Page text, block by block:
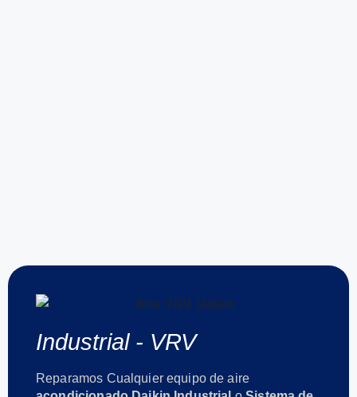
Industrial - VRV
Reparamos Cualquier equipo de aire